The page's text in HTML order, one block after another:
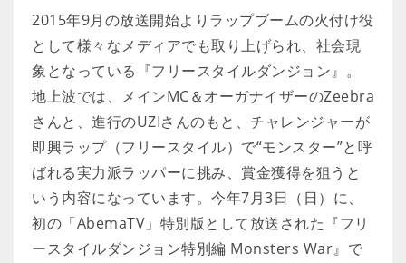
2015年9月の放送開始よりラップブームの火付け役
として様々なメディアでも取り上げられ、社会現
象となっている『フリースタイルダンジョン』。
地上波では、メインMC＆オーガナイザーのZeebra
さんと、進行のUZIさんのもと、チャレンジャーが
即興ラップ（フリースタイル）で“モンスター”と呼
ばれる実力派ラッパーに挑み、賞金獲得を狙うと
いう内容になっています。今年7月3日（日）に、
初の「AbemaTV」特別版として放送された『フリ
ースタイルダンジョン特別編 Monsters War』で